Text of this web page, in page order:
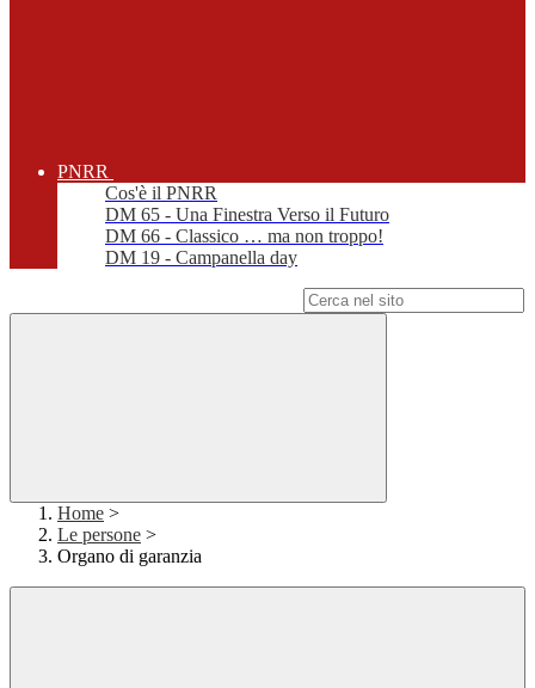
PNRR
Cos'è il PNRR
DM 65 - Una Finestra Verso il Futuro
DM 66 - Classico … ma non troppo!
DM 19 - Campanella day
Home >
Le persone >
Organo di garanzia